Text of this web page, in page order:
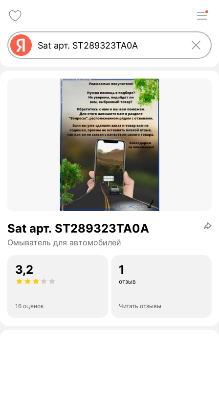
Sat арт. ST289323TA0A
Омыватель для автомобилей
3,2
16 оценок
1
отзыв
Читать отзывы